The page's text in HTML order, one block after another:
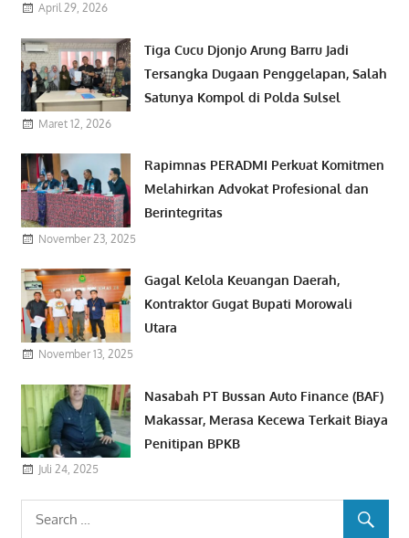
April 29, 2026
Tiga Cucu Djonjo Arung Barru Jadi
Tersangka Dugaan Penggelapan, Salah
Satunya Kompol di Polda Sulsel
Maret 12, 2026
Rapimnas PERADMI Perkuat Komitmen
Melahirkan Advokat Profesional dan
Berintegritas
November 23, 2025
Gagal Kelola Keuangan Daerah,
Kontraktor Gugat Bupati Morowali
Utara
November 13, 2025
Nasabah PT Bussan Auto Finance (BAF)
Makassar, Merasa Kecewa Terkait Biaya
Penitipan BPKB
Juli 24, 2025